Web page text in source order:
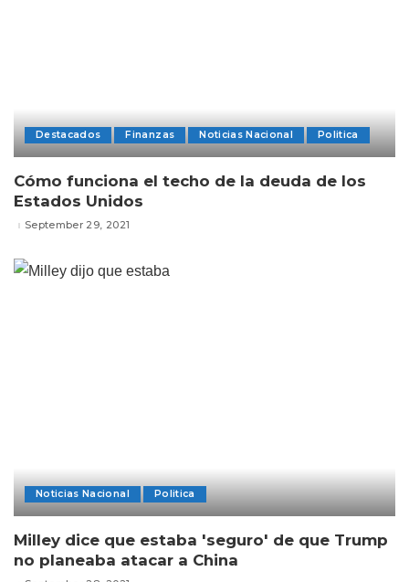
Destacados Finanzas Noticias Nacional Politica
Cómo funciona el techo de la deuda de los
Estados Unidos
September 29, 2021
Noticias Nacional Politica
Milley dice que estaba 'seguro' de que Trump
no planeaba atacar a China